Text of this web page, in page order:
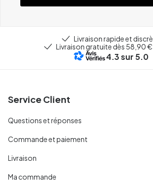
Livraison rapide et
Livraison gratuite dès 58,90
4.3sur 5.0
Service Client
Questions et réponses
Commande et paiement
Livraison
Ma commande